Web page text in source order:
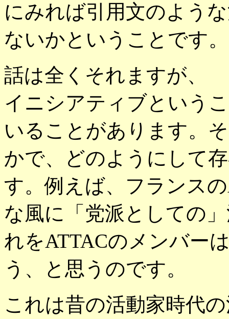
にみれば引用文のよう
ないかということです。
話は全くそれますが、
イニシアティブという
いることがあります。
かで、どのようにして
す。例えば、フランス
な風に「党派としての
れをATTACのメンバー
う、と思うのです。
これは昔の活動家時代